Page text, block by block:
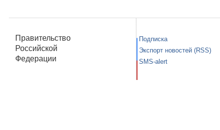
Правительство
Российской
Федерации
Подписка
Экспорт новостей (RSS)
SMS-alert